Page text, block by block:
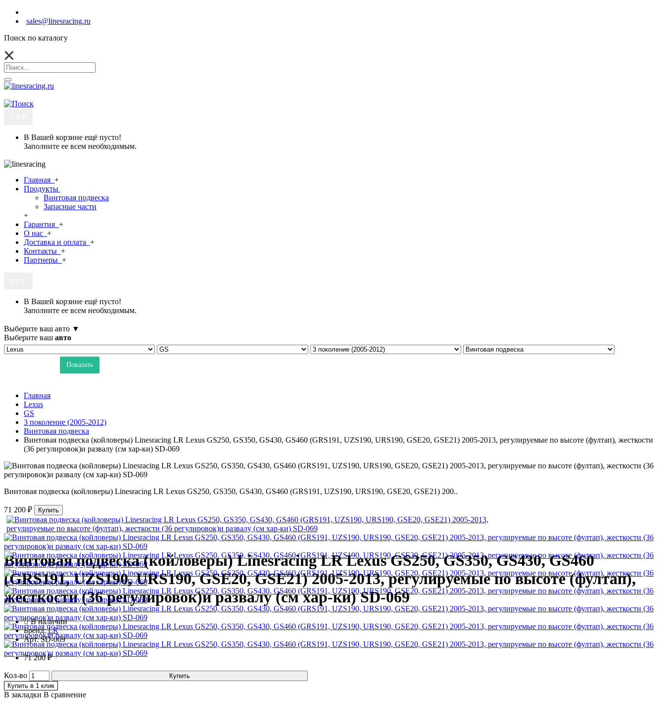
sales@linesracing.ru
Поиск по каталогу
В Вашей корзине ещё пусто!
Заполните ее всем необходимым.
Главная +
Продукты
Винтовая подвеска
Запасные части
+
Гарантия +
О нас +
Доставка и оплата +
Контакты +
Партнеры +
В Вашей корзине ещё пусто!
Заполните ее всем необходимым.
Выберите ваш авто ▼
Выберите ваш авто
Показать
Главная
Lexus
GS
3 поколение (2005-2012)
Винтовая подвеска
Винтовая подвеска (койловеры) Linesracing LR Lexus GS250, GS350, GS430, GS460 (GRS191, UZS190, URS190, GSE20, GSE21) 2005-2013, регулируемые по высоте (фултап), жесткости
(36 регулировок)и развалу (см хар-ки) SD-069
Винтовая подвеска (койловеры) Linesracing LR Lexus GS250, GS350, GS430, GS460 (GRS191, UZS190, URS190, GSE20, GSE21) 200..
71 200 ₽ Купить
Винтовая подвеска (койловеры) Linesracing LR Lexus GS250, GS350, GS430, GS460
(GRS191, UZS190, URS190, GSE20, GSE21) 2005-2013, регулируемые по высоте (фултап),
жесткости (36 регулировок)и развалу (см хар-ки) SD-069
В наличии
Бренд:LR
Арт.SD-069
71 200 ₽
Кол-во
Купить
Купить в 1 клик
В закладки В сравнение